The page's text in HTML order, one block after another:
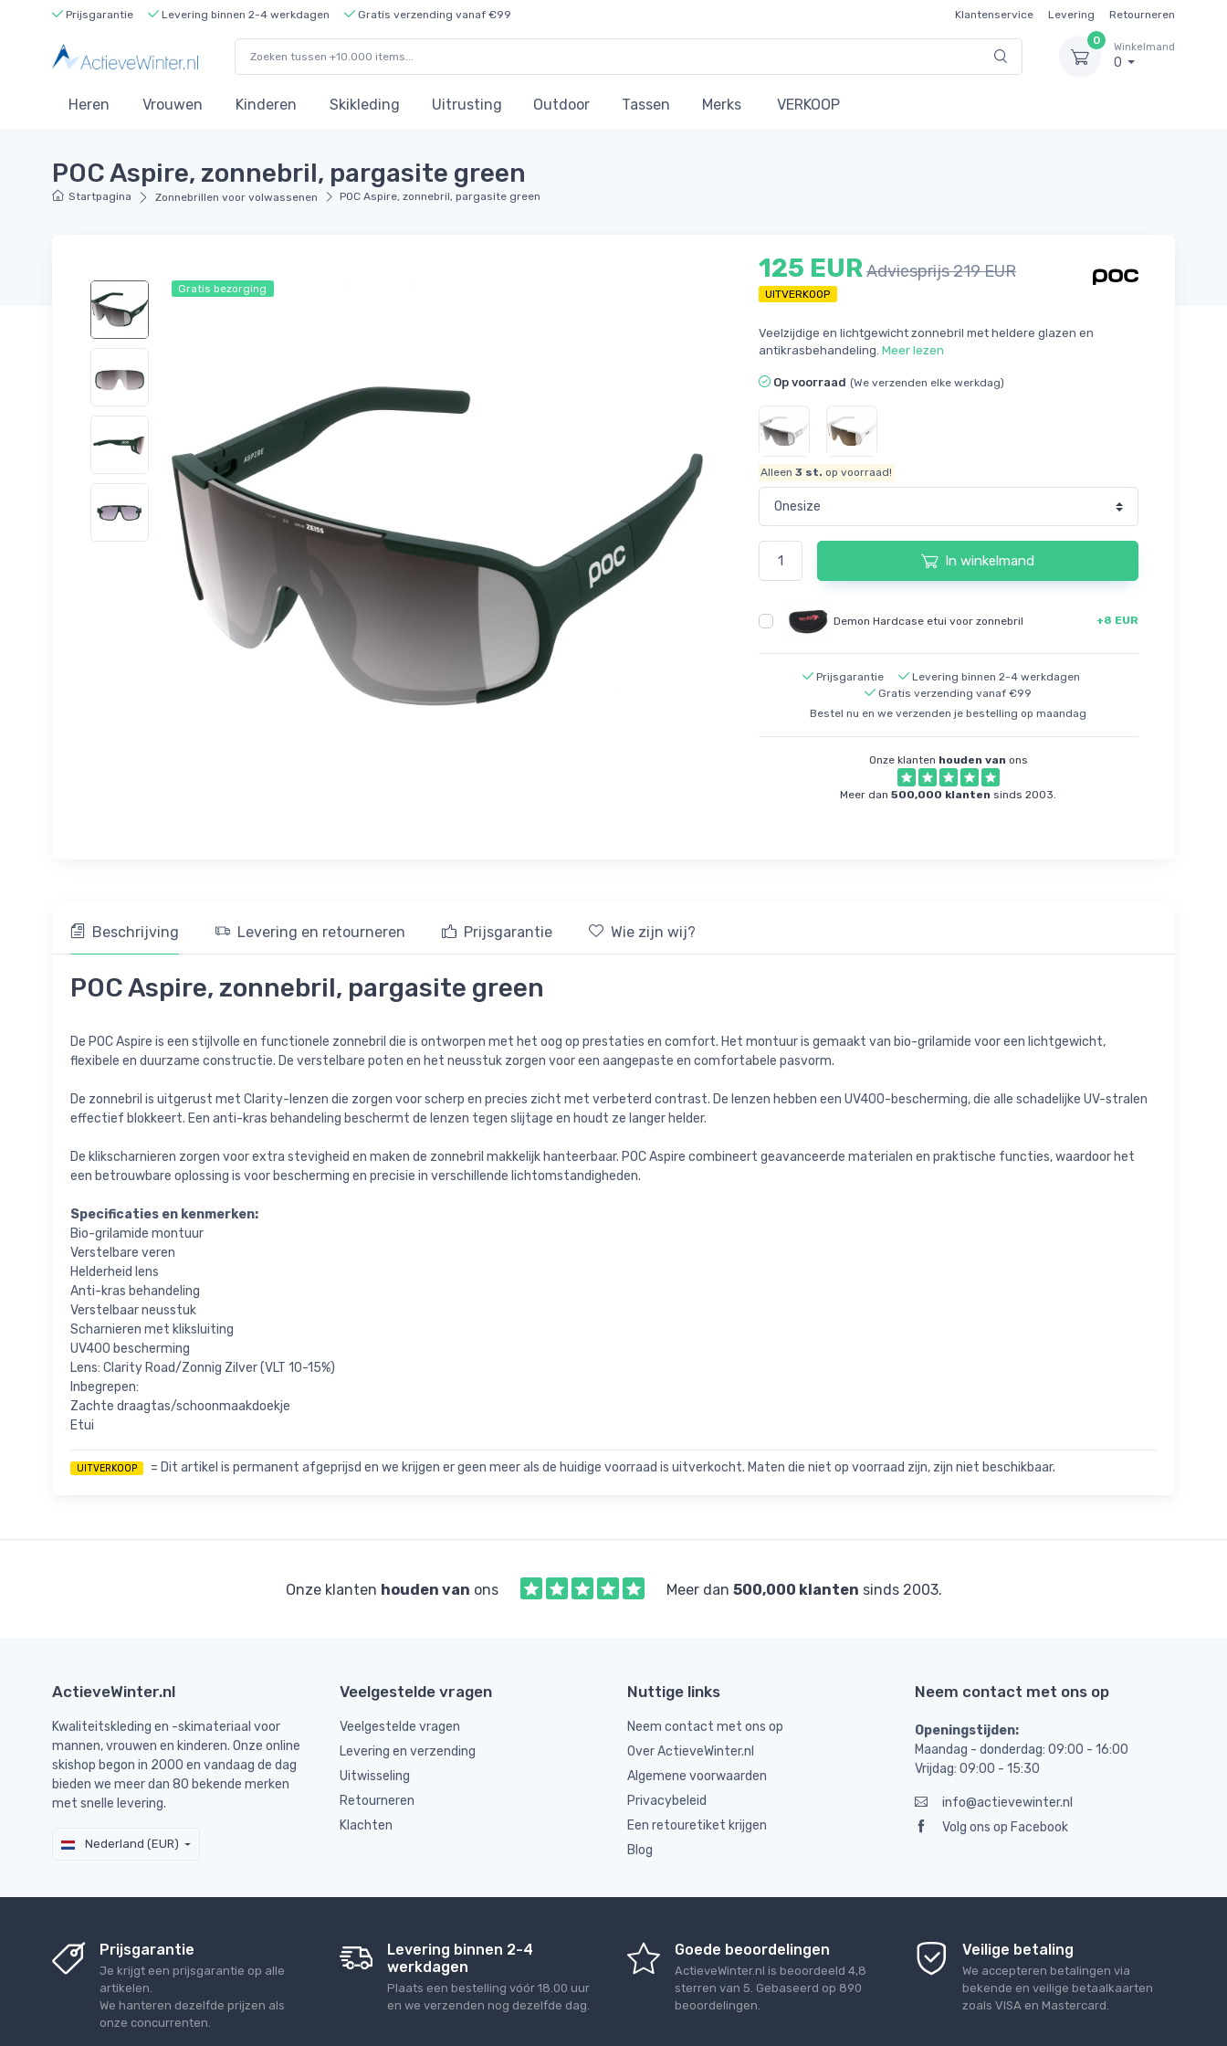
Prijsgarantie Levering binnen 2-4 werkdagen Gratis verzending vanaf €99 Klantenservice Levering
Retourneren
0
Winkelmand
0
Heren Vrouwen Kinderen Skikleding Uitrusting Outdoor Tassen Merks VERKOOP
POC Aspire, zonnebril, pargasite green
Startpagina Zonnebrillen voor volwassenen POC Aspire, zonnebril, pargasite green
Gratis bezorging
125 EURAdviesprijs 219 EUR
UITVERKOOP
Veelzijdige en lichtgewicht zonnebril met heldere glazen en
antikrasbehandeling. Meer lezen
Op voorraad (We verzenden elke werkdag)
Alleen3 st. op voorraad!
In winkelmand
Demon Hardcase etui voor zonnebril +8 EUR
Prijsgarantie
Levering binnen 2-4 werkdagen
Gratis verzending vanaf €99
Bestel nu en we verzenden je bestelling op maandag
Onze klanten houden van ons
Meer dan500,000 klanten sinds 2003.
Beschrijving Levering en retourneren Prijsgarantie Wie zijn wij?
POC Aspire, zonnebril, pargasite green
De POC Aspire is een stijlvolle en functionele zonnebril die is ontworpen met het oog op prestaties en comfort. Het montuur is gemaakt van bio-grilamide voor een lichtgewicht,
flexibele en duurzame constructie. De verstelbare poten en het neusstuk zorgen voor een aangepaste en comfortabele pasvorm.
De zonnebril is uitgerust met Clarity-lenzen die zorgen voor scherp en precies zicht met verbeterd contrast. De lenzen hebben een UV400-bescherming, die alle schadelijke UV-stralen
effectief blokkeert. Een anti-kras behandeling beschermt de lenzen tegen slijtage en houdt ze langer helder.
De klikscharnieren zorgen voor extra stevigheid en maken de zonnebril makkelijk hanteerbaar. POC Aspire combineert geavanceerde materialen en praktische functies, waardoor het
een betrouwbare oplossing is voor bescherming en precisie in verschillende lichtomstandigheden.
Specificaties en kenmerken:
Bio-grilamide montuur
Verstelbare veren
Helderheid lens
Anti-kras behandeling
Verstelbaar neusstuk
Scharnieren met kliksluiting
UV400 bescherming
Lens: Clarity Road/Zonnig Zilver (VLT 10-15%)
Inbegrepen:
Zachte draagtas/schoonmaakdoekje
Etui
UITVERKOOP = Dit artikel is permanent afgeprijsd en we krijgen er geen meer als de huidige voorraad is uitverkocht. Maten die niet op voorraad zijn, zijn niet beschikbaar.
Onze klanten houden van ons Meer dan 500,000 klanten sinds 2003.
ActieveWinter.nl
Kwaliteitskleding en -skimateriaal voor
mannen, vrouwen en kinderen. Onze online
skishop begon in 2000 en vandaag de dag
bieden we meer dan 80 bekende merken
met snelle levering.
Nederland (EUR)
Veelgestelde vragen
Veelgestelde vragen
Levering en verzending
Uitwisseling
Retourneren
Klachten
Nuttige links
Neem contact met ons op
Over ActieveWinter.nl
Algemene voorwaarden
Privacybeleid
Een retouretiket krijgen
Blog
Neem contact met ons op
Openingstijden:
Maandag - donderdag: 09:00 - 16:00
Vrijdag: 09:00 - 15:30
info@actievewinter.nl
Volg ons op Facebook
Prijsgarantie
Je krijgt een prijsgarantie op alle
artikelen.
We hanteren dezelfde prijzen als
onze concurrenten.
Levering binnen 2-4
werkdagen
Plaats een bestelling vóór 18.00 uur
en we verzenden nog dezelfde dag.
Goede beoordelingen
ActieveWinter.nl is beoordeeld 4,8
sterren van 5. Gebaseerd op 890
beoordelingen.
Veilige betaling
We accepteren betalingen via
bekende en veilige betaalkaarten
zoals VISA en Mastercard.